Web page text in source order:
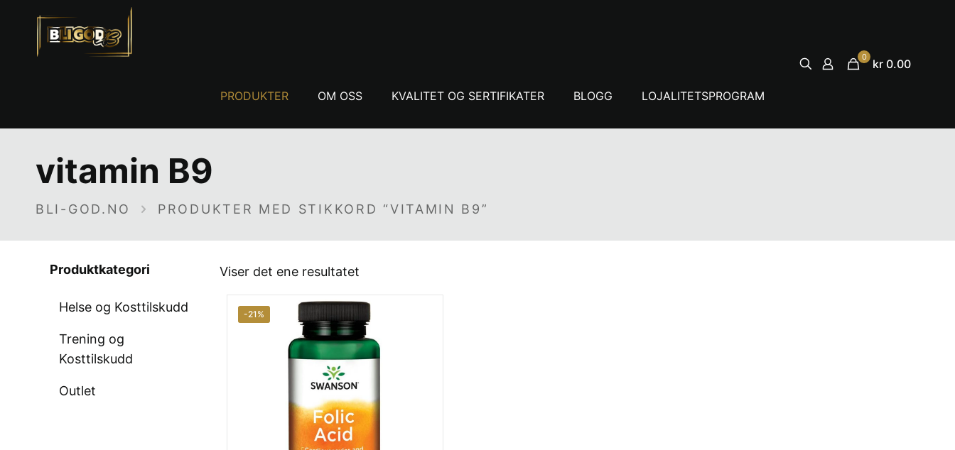
PRODUKTER OM OSS KVALITET OG SERTIFIKATER BLOGG LOJALITETSPROGRAM
0 kr 0.00
vitamin B9
BLI-GOD.NO PRODUKTER MED STIKKORD “VITAMIN B9”
Viser det ene resultatet
-21%
Produktkategori
Helse og Kosttilskudd
Trening og
Kosttilskudd
Outlet